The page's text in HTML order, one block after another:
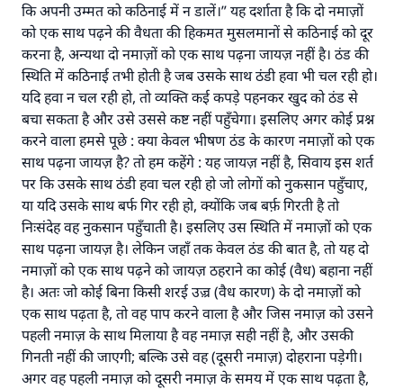
कि अपनी उम्मत को कठिनाई में न डालें।” यह दर्शाता है कि दो नमाज़ों
को एक साथ पढ़ने की वैधता की हिकमत मुसलमानों से कठिनाई को दूर
करना है, अन्यथा दो नमाज़ों को एक साथ पढ़ना जायज़ नहीं है। ठंड की
स्थिति में कठिनाई तभी होती है जब उसके साथ ठंडी हवा भी चल रही हो।
यदि हवा न चल रही हो, तो व्यक्ति कई कपड़े पहनकर खुद को ठंड से
बचा सकता है और उसे उससे कष्ट नहीं पहुँचेगा। इसलिए अगर कोई प्रश्न
करने वाला हमसे पूछे : क्या केवल भीषण ठंड के कारण नमाज़ों को एक
साथ पढ़ना जायज़ है? तो हम कहेंगे : यह जायज़ नहीं है, सिवाय इस शर्त
पर कि उसके साथ ठंडी हवा चल रही हो जो लोगों को नुकसान पहुँचाए,
या यदि उसके साथ बर्फ गिर रही हो, क्योंकि जब बर्फ़ गिरती है तो
निःसंदेह वह नुकसान पहुँचाती है। इसलिए उस स्थिति में नमाज़ों को एक
साथ पढ़ना जायज़ है। लेकिन जहाँ तक ​​केवल ठंड की बात है, तो यह दो
नमाज़ों को एक साथ पढ़ने को जायज़ ठहराने का कोई (वैध) बहाना नहीं
है। अतः जो कोई बिना किसी शरई उज़्र (वैध कारण) के दो नमाज़ों को
एक साथ पढ़ता है, तो वह पाप करने वाला है और जिस नमाज़ को उसने
पहली नमाज़ के साथ मिलाया है वह नमाज़ सही नहीं है, और उसकी
गिनती नहीं की जाएगी; बल्कि उसे वह (दूसरी नमाज़) दोहराना पड़ेगी।
अगर वह पहली नमाज़ को दूसरी नमाज़ के समय में एक साथ पढ़ता है,